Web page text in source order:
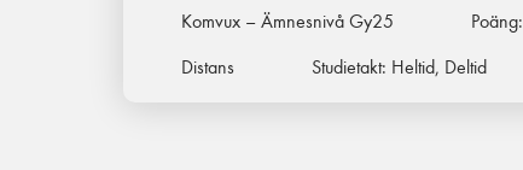
Komvux – Ämnesnivå Gy25 Poäng:
Distans
Studietakt: Heltid, Deltid